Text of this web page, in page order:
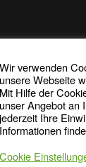
Wir verwenden
unsere Webseite
Mit Hilfe der
unser Angebot an
jederzeit Ihre
Informationen
Cookie